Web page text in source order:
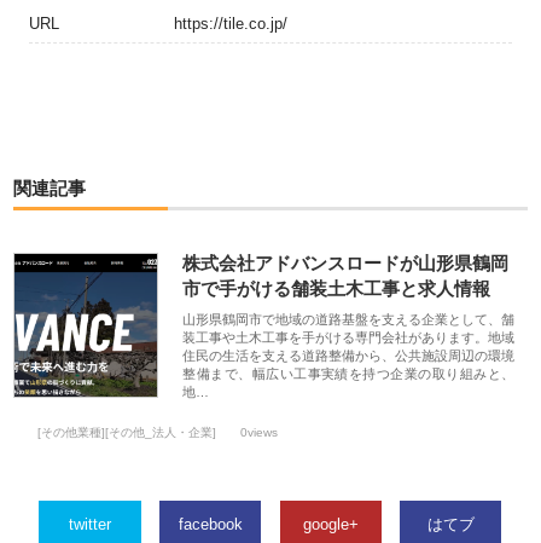
URL https://tile.co.jp/
関連記事
株式会社アドバンスロードが山形県鶴岡
市で手がける舗装土木工事と求人情報
山形県鶴岡市で地域の道路基盤を支える企業として、舗
装工事や土木工事を手がける専門会社があります。地域
住民の生活を支える道路整備から、公共施設周辺の環境
整備まで、幅広い工事実績を持つ企業の取り組みと、
地…
[その他業種][その他_法人・企業] 0views
twitter facebook google+ はてブ